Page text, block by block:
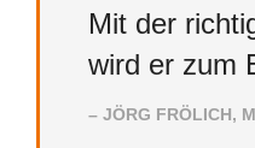
Mit der
wird er zum
– JÖRG FRÖLICH,